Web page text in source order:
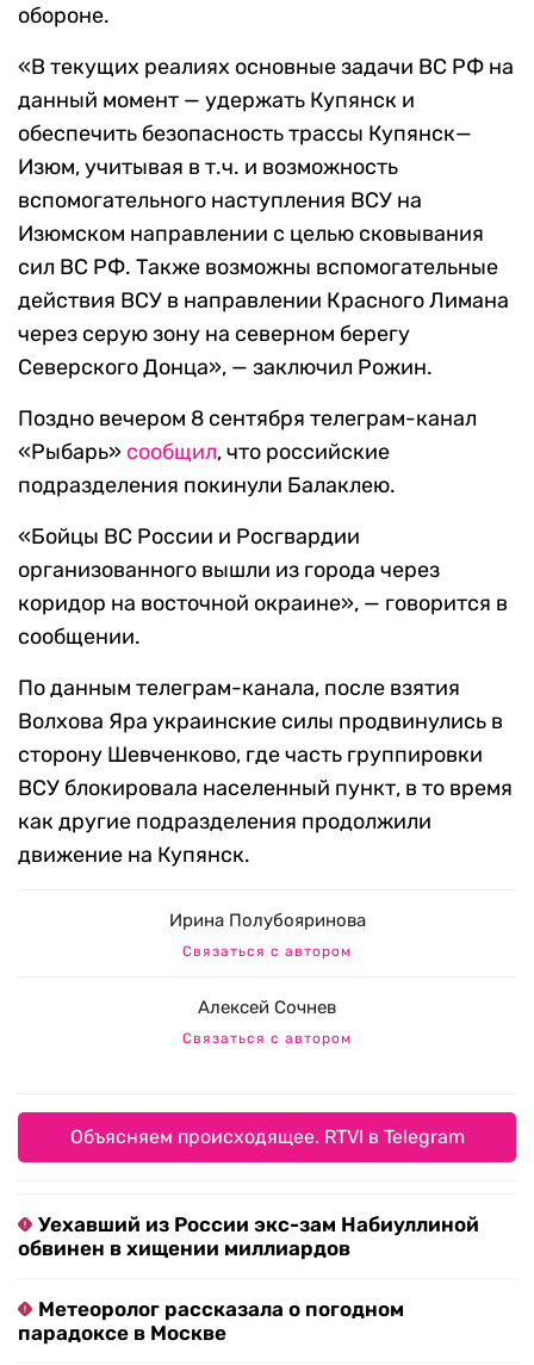
обороне.
«В текущих реалиях основные задачи ВС РФ на
данный момент — удержать Купянск и
обеспечить безопасность трассы Купянск—
Изюм, учитывая в т.ч. и возможность
вспомогательного наступления ВСУ на
Изюмском направлении с целью сковывания
сил ВС РФ. Также возможны вспомогательные
действия ВСУ в направлении Красного Лимана
через серую зону на северном берегу
Северского Донца», — заключил Рожин.
Поздно вечером 8 сентября телеграм-канал
«Рыбарь» сообщил, что российские
подразделения покинули Балаклею.
«Бойцы ВС России и Росгвардии
организованного вышли из города через
коридор на восточной окраине», — говорится в
сообщении.
По данным телеграм-канала, после взятия
Волхова Яра украинские силы продвинулись в
сторону Шевченково, где часть группировки
ВСУ блокировала населенный пункт, в то время
как другие подразделения продолжили
движение на Купянск.
Ирина Полубояринова
Связаться с автором
Алексей Сочнев
Связаться с автором
Объясняем происходящее. RTVI в Telegram
Уехавший из России экс-зам Набиуллиной
обвинен в хищении миллиардов
Метеоролог рассказала о погодном
парадоксе в Москве